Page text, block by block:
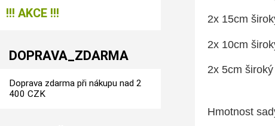
2x 15cm
2x 10cm
2x 5cm
Hmotnost
!!! AKCE !!!
DOPRAVA_ZDARMA
Doprava zdarma při nákupu nad 2
400 CZK